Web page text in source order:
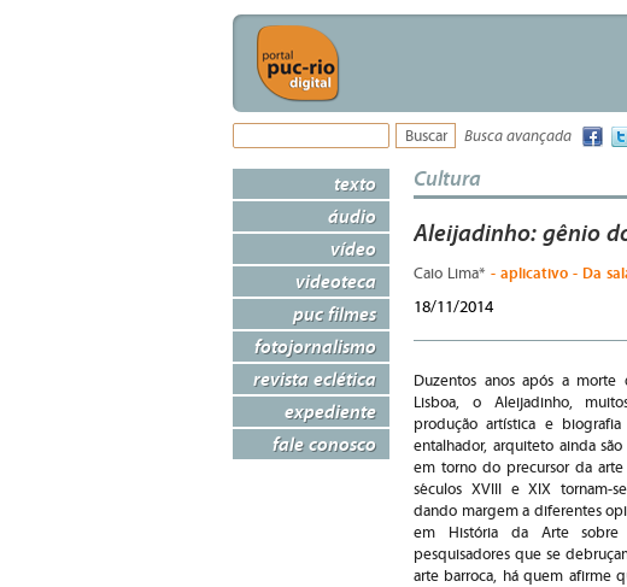
Busca avançada
texto
áudio
vídeo
videoteca
puc filmes
fotojornalismo
revista eclética
expediente
fale conosco
Cultura
Aleijadinho: gênio
Caio Lima* - aplicativo - Da
18/11/2014
Duzentos anos após a morte
Lisboa, o Aleijadinho,
produção artística e
entalhador, arquiteto ainda
em torno do precursor da arte
séculos XVIII e XIX tornam-
dando margem a diferentes
em História da Arte
pesquisadores que se
arte barroca, há quem afirme